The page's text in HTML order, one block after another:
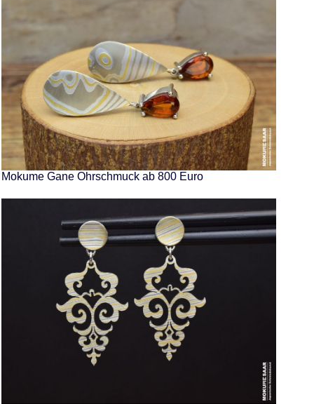
Mokume Gane Ohrschmuck ab 800 Euro